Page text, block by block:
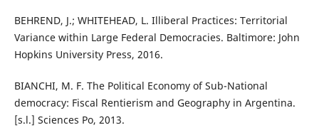
BEHREND, J.; WHITEHEAD, L. Illiberal Practices: Territorial
Variance within Large Federal Democracies. Baltimore: John
Hopkins University Press, 2016.
BIANCHI, M. F. The Political Economy of Sub-National
democracy: Fiscal Rentierism and Geography in Argentina.
[s.l.] Sciences Po, 2013.